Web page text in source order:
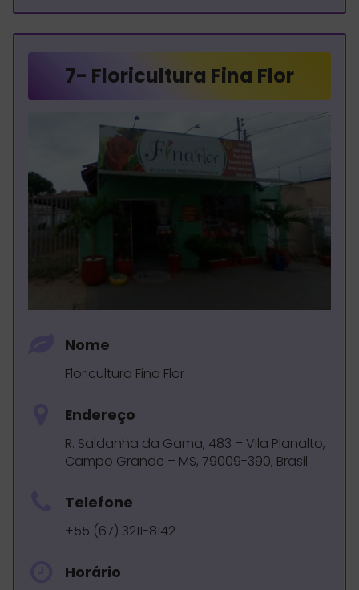
7- Floricultura Fina Flor
Nome
Floricultura Fina Flor
Endereço
R. Saldanha da Gama, 483 – Vila Planalto,
Campo Grande – MS, 79009-390, Brasil
Telefone
+55 (67) 3211-8142
Horário